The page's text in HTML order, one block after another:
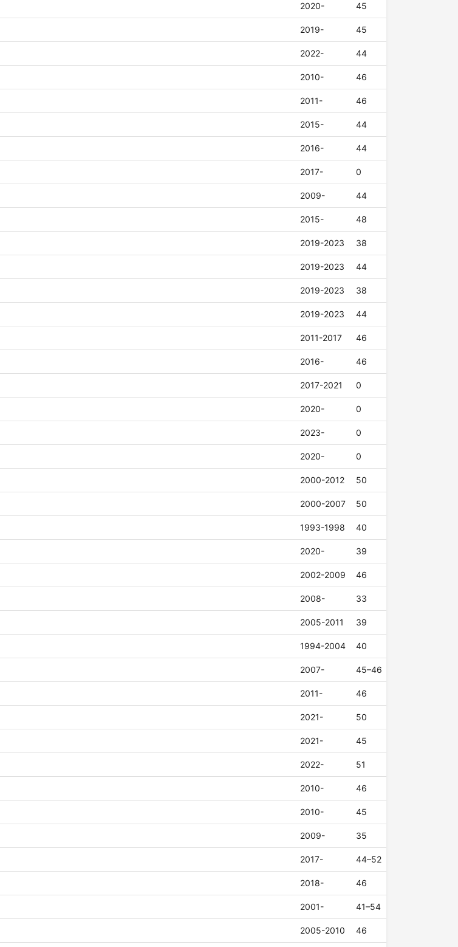
2020- 45
2019- 45
2022- 44
2010- 46
2011- 46
2015- 44
2016- 44
2017- 0
2009- 44
2015- 48
2019-2023 38
2019-2023 44
2019-2023 38
2019-2023 44
2011-2017 46
2016- 46
2017-2021 0
2020- 0
2023- 0
2020- 0
2000-2012 50
2000-2007 50
1993-1998 40
2020- 39
2002-2009 46
2008- 33
2005-2011 39
1994-2004 40
2007- 45–46
2011- 46
2021- 50
2021- 45
2022- 51
2010- 46
2010- 45
2009- 35
2017- 44–52
2018- 46
2001- 41–54
2005-2010 46